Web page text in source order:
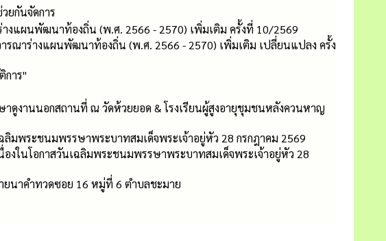
ยกันจัดการ
งแผนพัฒนาท้องถิ่น (พ.ศ. 2566 - 2570) เพิ่มเติม ครั้งที่ 10/2569
ณาร่างแผนพัฒนาท้องถิ่น (พ.ศ. 2566 - 2570) เพิ่มเติม เปลี่ยนแปลง ครั้ง
การ"
ดูงานนอกสถานที่ ณ วัดห้วยยอด & โรงเรียนผู้สูงอายุชุมชนหลังควนหาญ
พระชนมพรรษาพระบาทสมเด็จพระเจ้าอยู่หัว 28 กรกฎาคม 2569
งในโอกาสวันเฉลิมพระชนมพรรษาพระบาทสมเด็จพระเจ้าอยู่หัว 28
ยนาคำทวดซอย 16 หมู่ที่ 6 ตำบลชะมาย